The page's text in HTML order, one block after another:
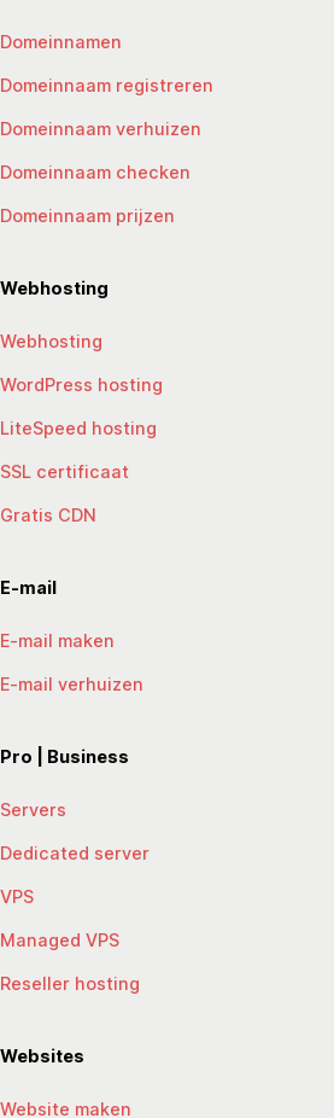
Domeinnamen
Domeinnaam registreren
Domeinnaam verhuizen
Domeinnaam checken
Domeinnaam prijzen
Webhosting
Webhosting
WordPress hosting
LiteSpeed hosting
SSL certificaat
Gratis CDN
E-mail
E-mail maken
E-mail verhuizen
Pro | Business
Servers
Dedicated server
VPS
Managed VPS
Reseller hosting
Websites
Website maken